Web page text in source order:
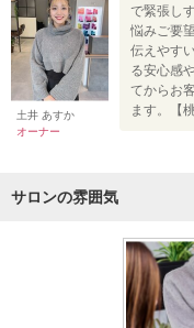
土井 あすか
オーナー
で緊張し
悩みご要
伝えやす
る安心感
てからお
ます。【
サロンの雰囲気